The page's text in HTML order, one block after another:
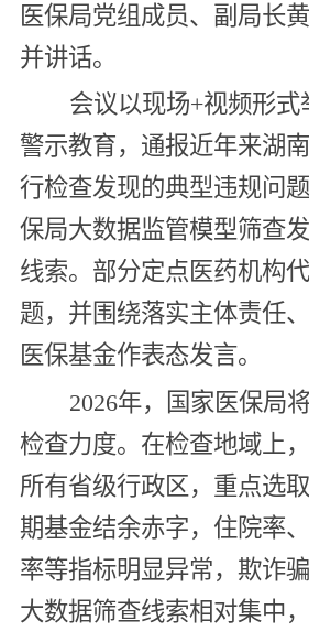
医保局党组成员、副局长
并讲话。
会议以现场+视频形
警示教育，通报近年来湖
行检查发现的典型违规问
保局大数据监管模型筛查
线索。部分定点医药机构
题，并围绕落实主体责任
医保基金作表态发言。
2026年，国家医保局
检查力度。在检查地域上
所有省级行政区，重点选
期基金结余赤字，住院率
率等指标明显异常，欺诈
大数据筛查线索相对集中